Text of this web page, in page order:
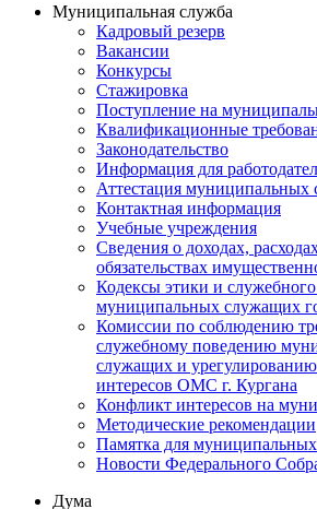
Муниципальная служба
Кадровый резерв
Вакансии
Конкурсы
Стажировка
Поступление на
Квалификационные
Законодательство
Информация для
Аттестация муниципальных
Контактная информация
Учебные учреждения
Сведения о доходах,
обязательствах
Кодексы этики и
муниципальных служащих
Комиссии по соблюдению
служебному поведению
служащих и
интересов ОМС г. Кургана
Конфликт интересов на
Методические рекомендации
Памятка для
Новости Федерального
Дума